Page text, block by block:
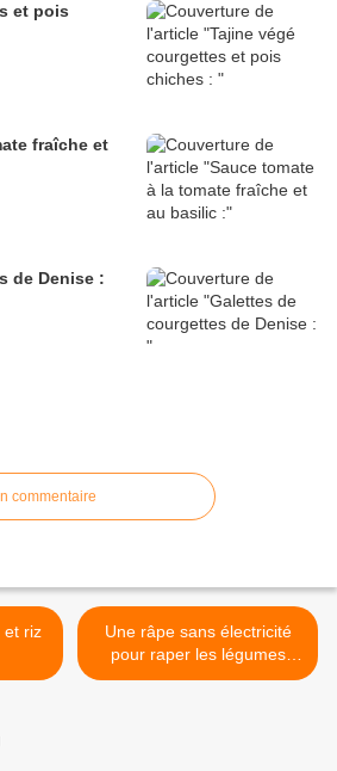
et pois
fraîche et
de Denise :
commentaire
Une râpe sans électricité
pour raper les légumes
d'été facile : >